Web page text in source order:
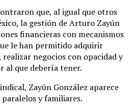
que, al igual que otros
la gestión de Arturo Zayún
financieras con mecanismos
le han permitido adquirir
negocios con opacidad y
al que debería tener.
Zayún González aparece
y familiares.